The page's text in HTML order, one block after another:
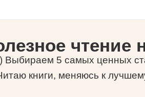
чтение
Выбираем 5 самых ценных
книги, меняюсь к